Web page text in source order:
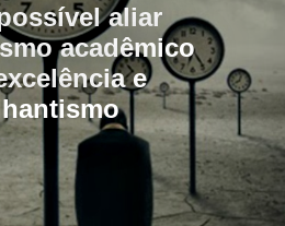
aliar
acadêmico
e